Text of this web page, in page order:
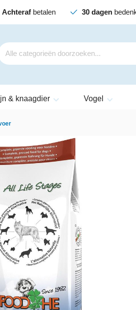
Achterafbetalen 30 dagen
& knaagdier Vogel